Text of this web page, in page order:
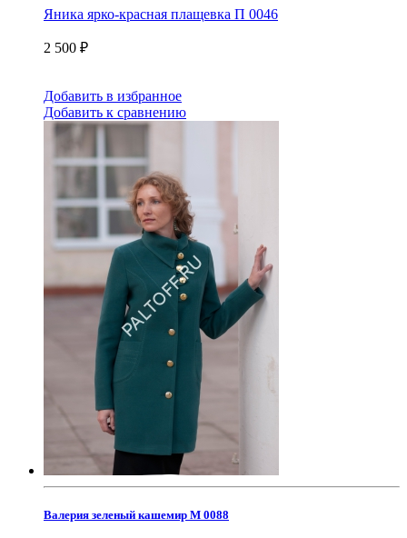
Яника ярко-красная плащевка П 0046
2 500 ₽
Добавить в избранное
Добавить к сравнению
Валерия зеленый кашемир М 0088